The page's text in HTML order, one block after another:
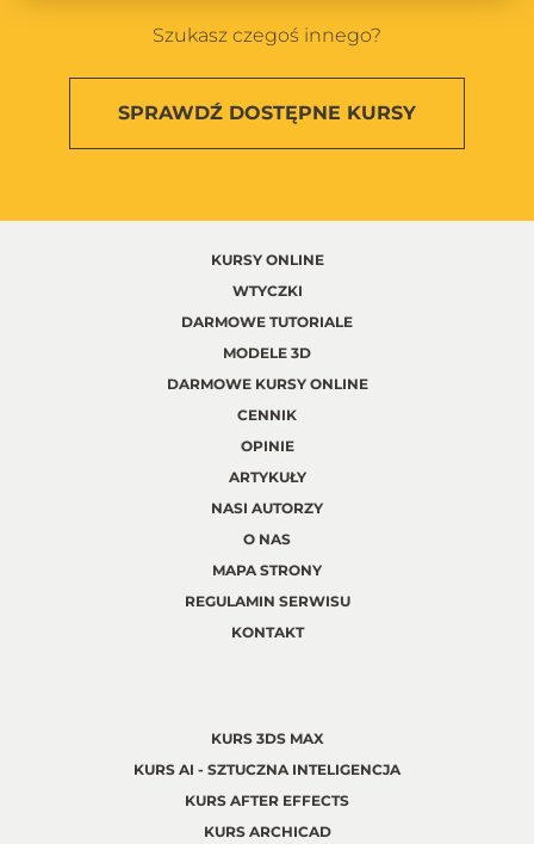
Szukasz czegoś innego?
SPRAWDŹ DOSTĘPNE KURSY
KURSY ONLINE
WTYCZKI
DARMOWE TUTORIALE
MODELE 3D
DARMOWE KURSY ONLINE
CENNIK
OPINIE
ARTYKUŁY
NASI AUTORZY
O NAS
MAPA STRONY
REGULAMIN SERWISU
KONTAKT
KURS 3DS MAX
KURS AI - SZTUCZNA INTELIGENCJA
KURS AFTER EFFECTS
KURS ARCHICAD